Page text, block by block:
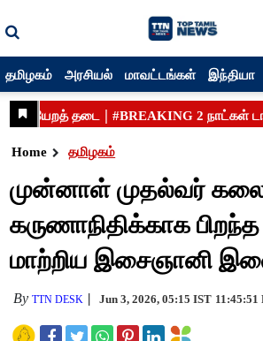
தமிழகம் அரசியல் மாவட்டங்கள் இந்தியா
Home தமிழகம்
முன்னாள் முதல்வர்
கருணாநிதிக்காக
மாற்றிய இசைஞானி
ByTTN DESK Jun 3, 2026, 05:15 IST 11:45:51